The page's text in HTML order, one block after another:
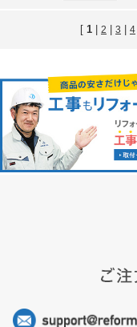
[ 1 2 3 4